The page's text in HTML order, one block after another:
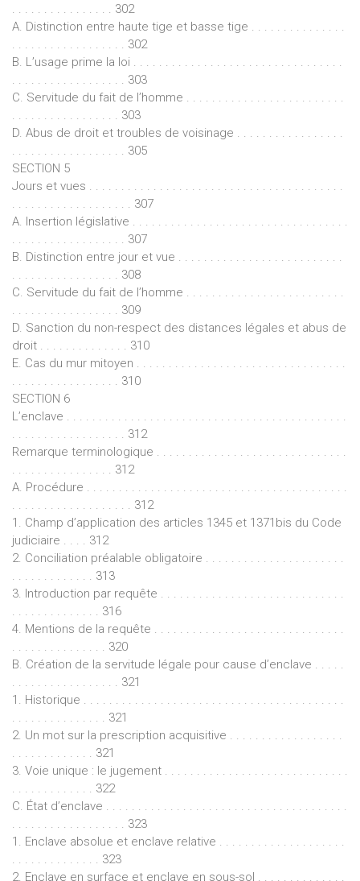
. . . . . . . . . . . . . . . . 302
A. Distinction entre haute tige et basse tige . . . . . . . . . . . . . . .
. . . . . . . . . . . . . . . . . . 302
B. L’usage prime la loi . . . . . . . . . . . . . . . . . . . . . . . . . . . . . . . . .
. . . . . . . . . . . . . . . . . . 303
C. Servitude du fait de l’homme . . . . . . . . . . . . . . . . . . . . . . . . .
. . . . . . . . . . . . . . . . . 303
D. Abus de droit et troubles de voisinage . . . . . . . . . . . . . . . . .
. . . . . . . . . . . . . . . . . . 305
SECTION 5
Jours et vues . . . . . . . . . . . . . . . . . . . . . . . . . . . . . . . . . . . . . . . .
. . . . . . . . . . . . . . . . . . . 307
A. Insertion législative . . . . . . . . . . . . . . . . . . . . . . . . . . . . . . . . . .
. . . . . . . . . . . . . . . . . . 307
B. Distinction entre jour et vue . . . . . . . . . . . . . . . . . . . . . . . . . .
. . . . . . . . . . . . . . . . . 308
C. Servitude du fait de l’homme . . . . . . . . . . . . . . . . . . . . . . . . .
. . . . . . . . . . . . . . . . . 309
D. Sanction du non-respect des distances légales et abus de
droit . . . . . . . . . . . . . . 310
E. Cas du mur mitoyen . . . . . . . . . . . . . . . . . . . . . . . . . . . . . . . . .
. . . . . . . . . . . . . . . . . 310
SECTION 6
L’enclave . . . . . . . . . . . . . . . . . . . . . . . . . . . . . . . . . . . . . . . . . . . .
. . . . . . . . . . . . . . . . . . 312
Remarque terminologique . . . . . . . . . . . . . . . . . . . . . . . . . . . . . .
. . . . . . . . . . . . . . . . 312
A. Procédure . . . . . . . . . . . . . . . . . . . . . . . . . . . . . . . . . . . . . . . . .
. . . . . . . . . . . . . . . . . . . 312
1. Champ d’application des articles 1345 et 1371bis du Code
judiciaire . . . . 312
2. Conciliation préalable obligatoire . . . . . . . . . . . . . . . . . . . . . .
. . . . . . . . . . . . . 313
3. Introduction par requête . . . . . . . . . . . . . . . . . . . . . . . . . . . . .
. . . . . . . . . . . . . . 316
4. Mentions de la requête . . . . . . . . . . . . . . . . . . . . . . . . . . . . . .
. . . . . . . . . . . . . . . 320
B. Création de la servitude légale pour cause d’enclave . . . . .
. . . . . . . . . . . . . . . . . 321
1. Historique . . . . . . . . . . . . . . . . . . . . . . . . . . . . . . . . . . . . . . . . .
. . . . . . . . . . . . . . . 321
2. Un mot sur la prescription acquisitive . . . . . . . . . . . . . . . . . .
. . . . . . . . . . . . . 321
3. Voie unique : le jugement . . . . . . . . . . . . . . . . . . . . . . . . . . . . .
. . . . . . . . . . . . . 322
C. État d’enclave . . . . . . . . . . . . . . . . . . . . . . . . . . . . . . . . . . . . . .
. . . . . . . . . . . . . . . . . . 323
1. Enclave absolue et enclave relative . . . . . . . . . . . . . . . . . . . .
. . . . . . . . . . . . . . 323
2. Enclave en surface et enclave en sous-sol . . . . . . . . . . . . . .